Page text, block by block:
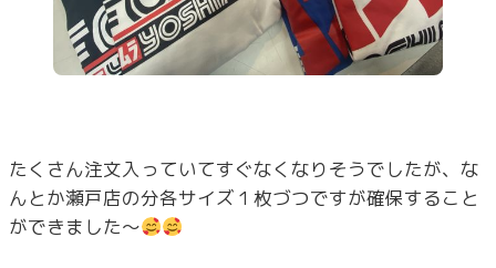
たくさん注文入っていてすぐなくなりそうでしたが、な
んとか瀬戸店の分各サイズ１枚づつですが確保すること
ができました～